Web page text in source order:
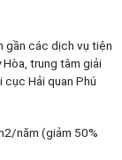
gần các dịch vụ tiện
trung tâm giải
cục Hải quan Phú
năm (giảm 50%